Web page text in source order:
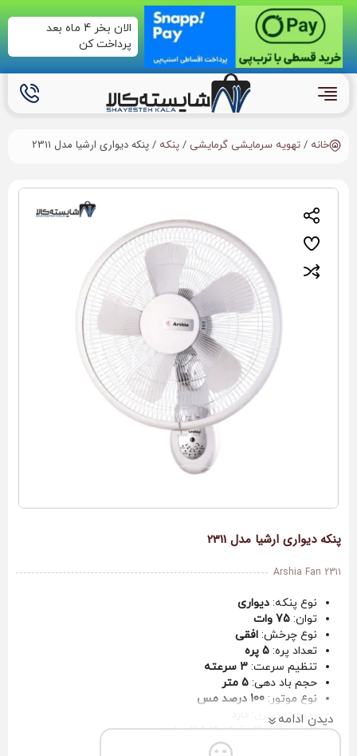
الان بخر 4 ماه بعد
پرداخت کن
خانه / تهویه سرمایشی گرمایشی / پنکه / پنکه دیواری ارشیا مدل 2311
پنکه دیواری ارشیا مدل 2311
Arshia Fan 2311
نوع پنکه: دیواری
توان: 75 وات
نوع چرخش: افقی
تعداد پره: 5 پره
تنظیم سرعت: 3 سرعته
حجم باد دهی: 5 متر
نوع موتور: 100 درصد مس
ریموت کنترل:
تایمر:دارد 30 دقیقه تا 7.5 ساعت
تنظیم آسان به صورت جغجغه ای
دیدن ادامه